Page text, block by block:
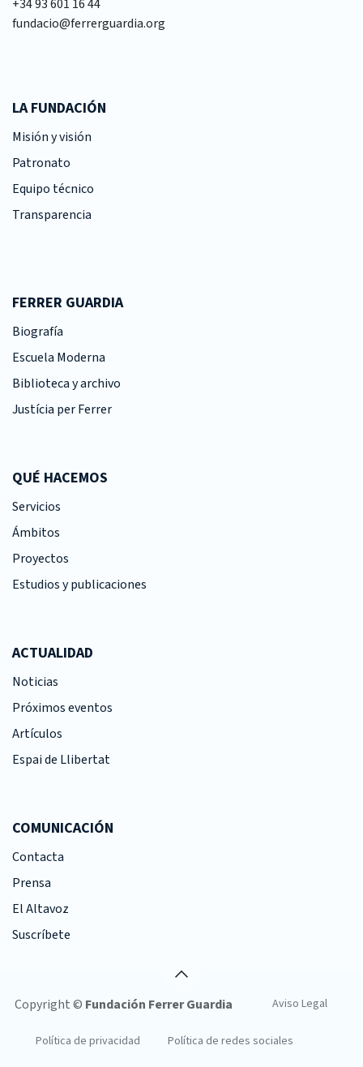
+34 93 601 16 44
fundacio@ferrerguardia.org
LA FUNDACIÓN
Misión y visión
Patronato
Equipo técnico
Transparencia
FERRER GUARDIA
Biografía
Escuela Moderna
Biblioteca y archivo
Justícia per Ferrer
QUÉ HACEMOS
Servicios
Ámbitos
Proyectos
Estudios y publicaciones
ACTUALIDAD
Noticias
Próximos eventos
Artículos
Espai de Llibertat
COMUNICACIÓN
Contacta
Prensa
El Altavoz
Suscríbete
Copyright © Fundación Ferrer Guardia Aviso Legal
Política de privacidad Política de redes sociales